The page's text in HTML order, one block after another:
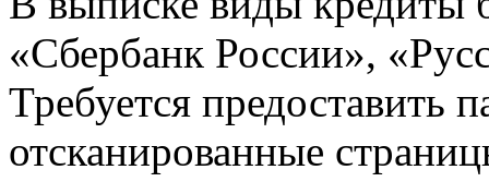
«Сбербанк России»,
Требуется предоставить
отсканированные